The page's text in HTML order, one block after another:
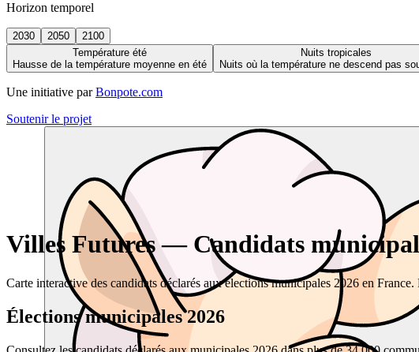
Horizon temporel
2030 2050
2100
Température été
Hausse de la température moyenne en été
Nuits tropicales
Nuits où la température ne descend pas
Une initiative par Bonpote.com
Soutenir le projet
Villes Futures — Candidats
Carte interactive des candidats déclarés aux élections municipales 2026 en
Élections municipales 2026